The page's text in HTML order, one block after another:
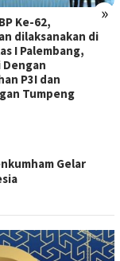
»
Gandeng
Perkuat
Hukum Warga
Sekayu
Gelar